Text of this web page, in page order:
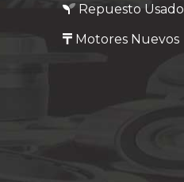
Repuesto Usado
Motores Nuevos